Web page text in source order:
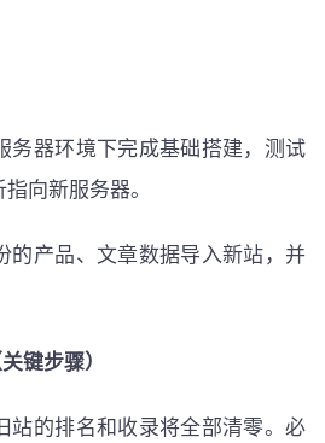
务器环境下完成基础搭建，测试
向新服务器。
的产品、文章数据导入新站，并
键步骤）
站的排名和收录将全部清零。必